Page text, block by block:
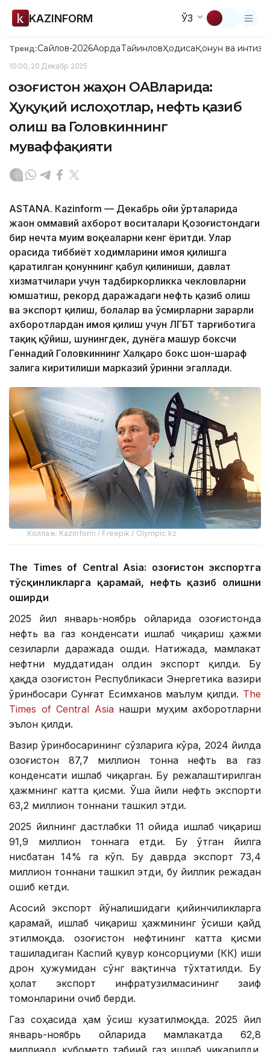
KAZINFORM ЎЗ
Тренд:Сайлов-2026АқордаТайинловҲодисаҚонун ва
10:00, 20 Декабр 2025
Қозоғистон жаҳон ОАВларида:
Ҳуқуқий ислоҳотлар, нефть қазиб
олиш ва Головкиннинг
муваффақияти
ASTANA. Кazinform — Декабрь ойи ўрталарида
жаҳон оммавий ахборот воситалари Қозоғистондаги
бир нечта муҳим воқеаларни кенг ёритди. Улар
орасида тиббиёт ходимларини ҳимоя қилишга
қаратилган қонуннинг қабул қилиниши, давлат
хизматчилари учун тадбиркорликка чекловларни
юмшатиш, рекорд даражадаги нефть қазиб олиш
ва экспорт қилиш, болалар ва ўсмирларни зарарли
ахборотлардан ҳимоя қилиш учун ЛГБТ тарғиботига
тақиқ қўйиш, шунингдек, дунёга машҳур боксчи
Геннадий Головкиннинг Халқаро бокс шон-шараф
залига киритилиши марказий ўринни эгаллади.
Коллаж: Kazinform / Freepik / Olympic.kz
The Times of Central Asia: Қозоғистон экспортга
тўсқинликларга қарамай, нефть қазиб олишни
оширди
2025 йил январь-ноябрь ойларида Қозоғистонда
нефть ва газ конденсати ишлаб чиқариш ҳажми
сезиларли даражада ошди. Натижада, мамлакат
нефтни муддатидан олдин экспорт қилди. Бу
ҳақда Қозоғистон Республикаси Энергетика вазири
ўринбосари Сунғат Есимханов маълум қилди. The
Times of Central Asiaнашри муҳим ахборотларни
эълон қилди.
Вазир ўринбосарининг сўзларига кўра, 2024 йилда
Қозоғистон 87,7 миллион тонна нефть ва газ
конденсати ишлаб чиқарган. Бу режалаштирилган
ҳажмнинг катта қисми. Ўша йили нефть экспорти
63,2 миллион тоннани ташкил этди.
2025 йилнинг дастлабки 11 ойида ишлаб чиқариш
91,9 миллион тоннага етди. Бу ўтган йилга
нисбатан 14% га кўп. Бу даврда экспорт 73,4
миллион тоннани ташкил этди, бу йиллик режадан
ошиб кетди.
Aсосий экспорт йўналишидаги қийинчиликларга
қарамай, ишлаб чиқариш ҳажмининг ўсиши қайд
этилмоқда. Қозоғистон нефтининг катта қисми
ташиладиган Каспий қувур консорциуми (КҚК) иши
дрон ҳужумидан сўнг вақтинча тўхтатилди. Бу
ҳолат экспорт инфратузилмасининг заиф
томонларини очиб берди.
Газ соҳасида ҳам ўсиш кузатилмоқда. 2025 йил
январь-ноябрь ойларида мамлакатда 62,8